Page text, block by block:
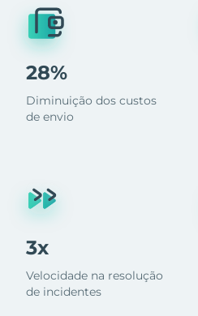
28%
Diminuição dos custos
de envio
3x
Velocidade na resolução
de incidentes